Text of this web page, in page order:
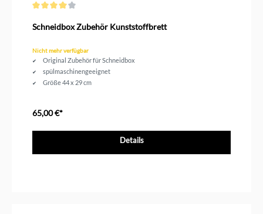
Schneidbox Zubehör Kunststoffbrett
Nicht mehr verfügbar
Original Zubehör für Schneidbox
spülmaschinengeeignet
Größe 44 x 29 cm
65,00 €*
Details